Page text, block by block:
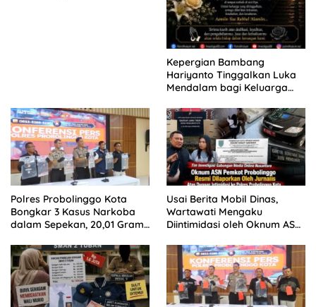
Kepergian Bambang
Hariyanto Tinggalkan Luka
Mendalam bagi Keluarga
Polres Probolinggo Kota
Bongkar 3 Kasus Narkoba
dalam Sepekan, 20,01 Gram
Usai Berita Mobil Dinas,
Wartawati Mengaku
Diintimidasi oleh Oknum ASN
Tempuh Jalur Hukum